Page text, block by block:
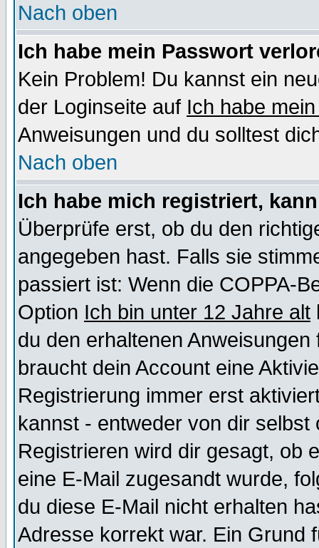
Nach oben
Ich habe mein Passwort
Kein Problem! Du kannst ein
der Loginseite auf Ich habe
Anweisungen und du solltest
Nach oben
Ich habe mich registriert,
Überprüfe erst, ob du den
angegeben hast. Falls sie
passiert ist: Wenn die COPPA-
Option Ich bin unter 12 Jahre alt
du den erhaltenen
braucht dein Account eine
Registrierung immer erst
kannst - entweder von dir selbst
Registrieren wird dir gesagt, ob
eine E-Mail zugesandt wurde,
du diese E-Mail nicht erhalten
Adresse korrekt war. Ein Grund